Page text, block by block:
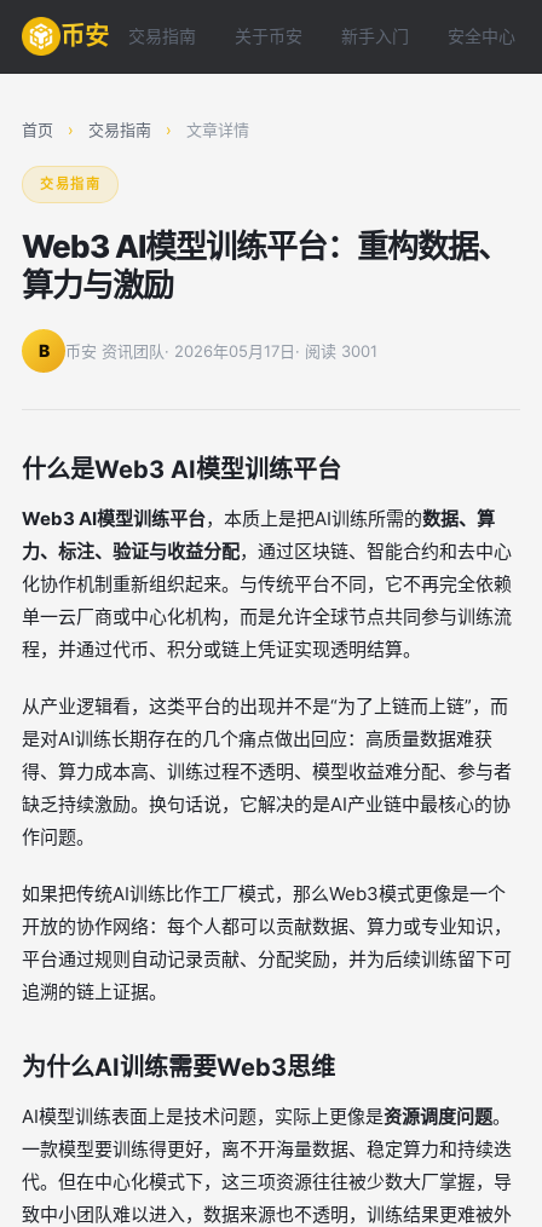
币安 交易指南 关于币安 新手入门 安全中心
首页 › 交易指南 › 文章详情
交易指南
Web3 AI模型训练平台：重构数据、
算力与激励
B 币安 资讯团队· 2026年05月17日· 阅读 3001
什么是Web3 AI模型训练平台
Web3 AI模型训练平台，本质上是把AI训练所需的数据、算
力、标注、验证与收益分配，通过区块链、智能合约和去中心
化协作机制重新组织起来。与传统平台不同，它不再完全依赖
单一云厂商或中心化机构，而是允许全球节点共同参与训练流
程，并通过代币、积分或链上凭证实现透明结算。
从产业逻辑看，这类平台的出现并不是“为了上链而上链”，而
是对AI训练长期存在的几个痛点做出回应：高质量数据难获
得、算力成本高、训练过程不透明、模型收益难分配、参与者
缺乏持续激励。换句话说，它解决的是AI产业链中最核心的协
作问题。
如果把传统AI训练比作工厂模式，那么Web3模式更像是一个
开放的协作网络：每个人都可以贡献数据、算力或专业知识，
平台通过规则自动记录贡献、分配奖励，并为后续训练留下可
追溯的链上证据。
为什么AI训练需要Web3思维
AI模型训练表面上是技术问题，实际上更像是资源调度问题。
一款模型要训练得更好，离不开海量数据、稳定算力和持续迭
代。但在中心化模式下，这三项资源往往被少数大厂掌握，导
致中小团队难以进入，数据来源也不透明，训练结果更难被外